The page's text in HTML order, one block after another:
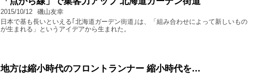
2015/10/12
磯山友幸
日本で基も長いといえる｢北海道ガーデン街道｣は、「組み合わせによって新しいもの
が生まれる」というアイデアから生まれた。
地方は縮小時代のフロントランナー 縮小時代を…